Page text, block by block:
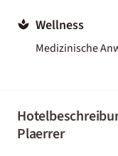
Wellness
Medizinische
Plaerrer